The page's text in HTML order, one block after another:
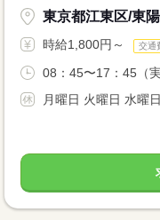
東京都江東区/東
時給1,800円～ 交通
08：45〜17：45（
月曜日 火曜日 水曜